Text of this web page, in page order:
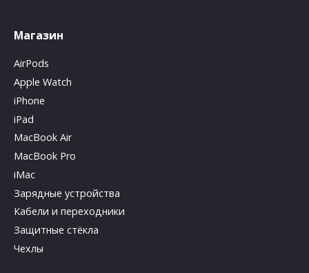
Магазин
AirPods
Apple Watch
iPhone
iPad
MacBook Air
MacBook Pro
iMac
Зарядные устройства
Кабели и переходники
Защитные стёкла
Чехлы